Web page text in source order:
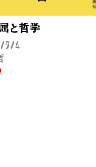
と哲学
9/4